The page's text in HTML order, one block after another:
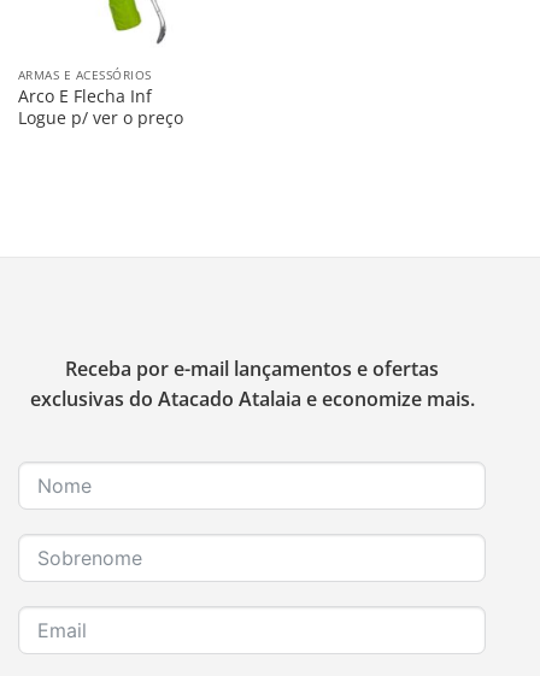
ARMAS E ACESSÓRIOS
Arco E Flecha Inf
Logue p/ ver o preço
Receba por e-mail lançamentos e ofertas
exclusivas do Atacado Atalaia e economize mais.